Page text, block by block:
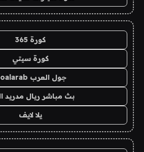
كورة 365
كورة سيتي
جول العرب goalarab
بث مباشر ريال مدريد
يلا لايف